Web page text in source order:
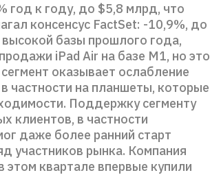
год к году, до $5,8 млрд, что
консенсус FactSet: -10,9%, до
базы прошлого года,
iPad Air на базе M1, но это
оказывает ослабление
частности на планшеты, которые
Поддержку сегменту
клиентов, в частности
даже более ранний старт
участников рынка. Компания
этом квартале впервые купили